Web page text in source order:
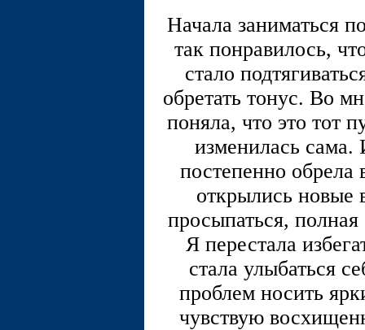
Начала заниматься
так понравилось,
стало
обретать тонус. Во
поняла, что это тот
изменилась сама.
постепенно
открылись новые
просыпаться,
Я перестала
стала улыбаться
проблем носить
чувствую